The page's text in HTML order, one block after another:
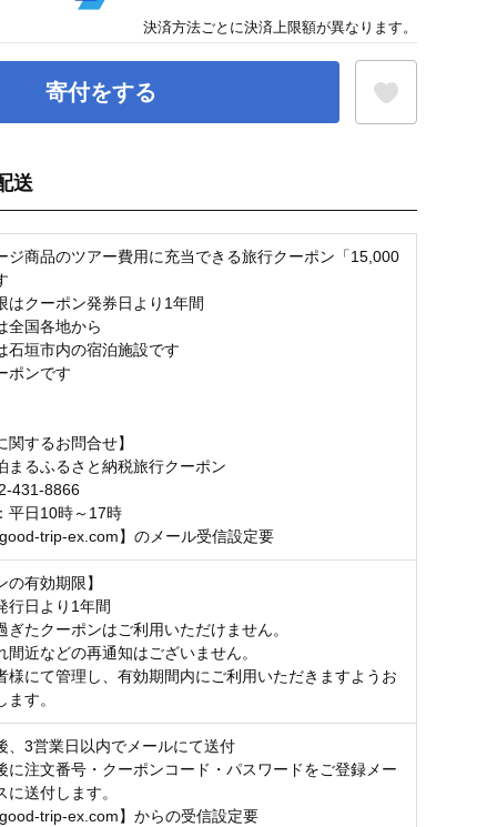
寄付をする
送
ジ商品のツアー費用に充当できる旅行クーポン「15,000
はクーポン発券日より1年間
全国各地から
石垣市内の宿泊施設です
ポンです
関するお問合せ】
まるふるさと納税旅行クーポン
431-8866
平日10時～17時
trip-ex.com】のメール受信設定要
の有効期限】
行日より1年間
たクーポンはご利用いただけません。
近などの再通知はございません。
様にて管理し、有効期間内にご利用いただきますようお
ます。
、3営業日以内でメールにて送付
に注文番号・クーポンコード・パスワードをご登録メー
に送付します。
trip-ex.com】からの受信設定要
決済方法ごとに決済上限額が異なります。